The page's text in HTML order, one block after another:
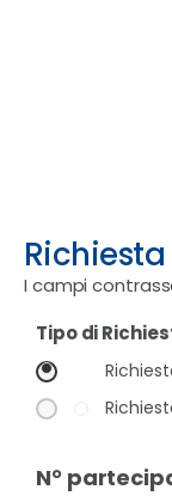
I campi
Tipo di
N°